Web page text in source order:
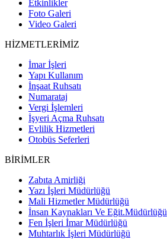
Etkinlikler
Foto Galeri
Video Galeri
HİZMETLERİMİZ
İmar İşleri
Yapı Kullanım
İnşaat Ruhsatı
Numarataj
Vergi İşlemleri
İşyeri Açma Ruhsatı
Evlilik Hizmetleri
Otobüs Seferleri
BİRİMLER
Zabıta Amirliği
Yazı İşleri Müdürlüğü
Mali Hizmetler Müdürlüğü
İnsan Kaynakları Ve Eğit.Müdürlüğü
Fen İşleri İmar Müdürlüğü
Muhtarlık İşleri Müdürlüğü